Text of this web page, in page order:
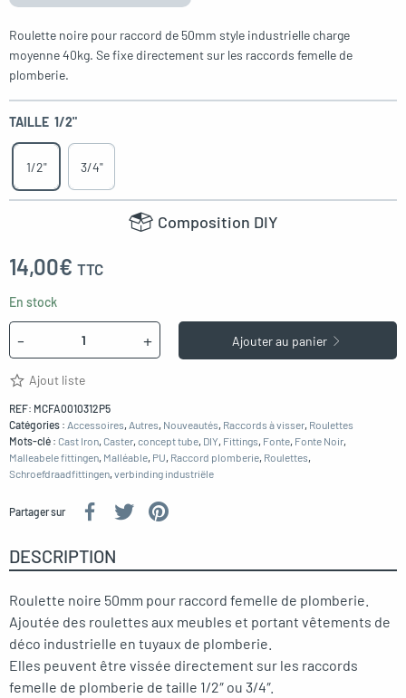
Roulette noire pour raccord de 50mm style industrielle charge
moyenne 40kg. Se fixe directement sur les raccords femelle de
plomberie.
TAILLE 1/2"
1/2" 3/4"
Composition DIY
14,00€ TTC
En stock
- + Ajouter au panier
Ajout liste
REF: MCFA0010312P5
Catégories : Accessoires, Autres, Nouveautés, Raccords à visser, Roulettes
Mots-clé : Cast Iron, Caster, concept tube, DIY, Fittings, Fonte, Fonte Noir,
Malleabele fittingen, Malléable, PU, Raccord plomberie, Roulettes,
Schroefdraadfittingen, verbinding industriële
Partager sur
DESCRIPTION
Roulette noire 50mm pour raccord femelle de plomberie.
Ajoutée des roulettes aux meubles et portant vêtements de
déco industrielle en tuyaux de plomberie.
Elles peuvent être vissée directement sur les raccords
femelle de plomberie de taille 1/2″ ou 3/4″.